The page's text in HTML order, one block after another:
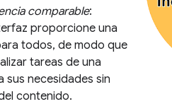
comparable:
proporcione una
todos, de modo que
tareas de una
sus necesidades sin
contenido.